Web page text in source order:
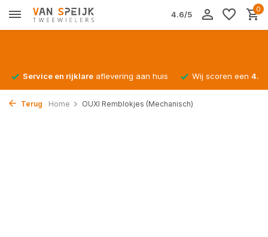
4.6/5
0
Service en rijklare aflevering aan huis Wij scoren een
Terug Home OUXI Remblokjes (Mechanisch)